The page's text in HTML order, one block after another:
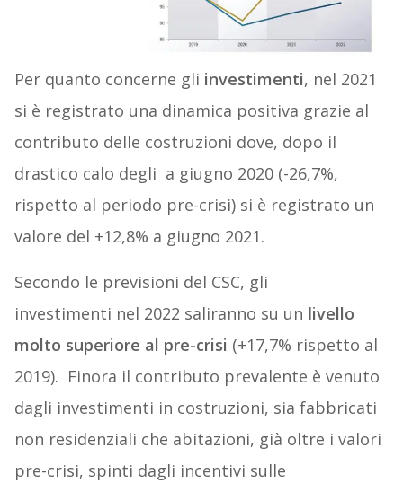
Per quanto concerne gli investimenti, nel 2021
si è registrato una dinamica positiva grazie al
contributo delle costruzioni dove, dopo il
drastico calo degli a giugno 2020 (-26,7%,
rispetto al periodo pre-crisi) si è registrato un
valore del +12,8% a giugno 2021.
Secondo le previsioni del CSC, gli
investimenti nel 2022 saliranno su un livello
molto superiore al pre-crisi (+17,7% rispetto al
2019). Finora il contributo prevalente è venuto
dagli investimenti in costruzioni, sia fabbricati
non residenziali che abitazioni, già oltre i valori
pre-crisi, spinti dagli incentivi sulle